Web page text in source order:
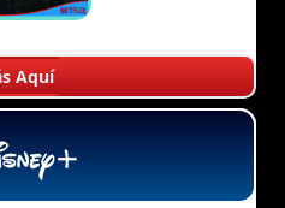
Aquí